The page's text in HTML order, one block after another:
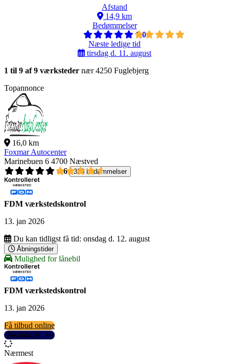
Afstand
14,9 km
Bedømmelser
5,0
Næste ledige tid
tirsdag d. 11. august
1 til 9 af 9 værksteder nær 4250 Fuglebjerg
Topannonce
16,0 km
Foxmar Autocenter
Marinebuen 6 4700 Næstved
4,6
336 bedømmelser
FDM værkstedskontrol
13. jan 2026
Du kan tidligst få tid: onsdag d. 12. august
Åbningstider
Mulighed for lånebil
FDM værkstedskontrol
13. jan 2026
Få tilbud online
Se detaljer
Nærmest